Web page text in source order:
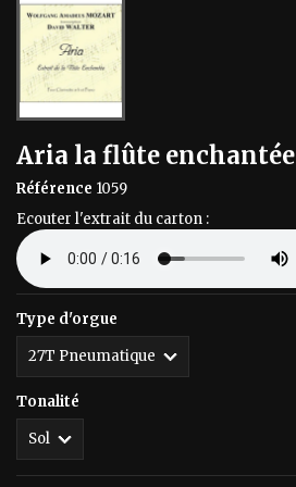
Aria la flûte enchantée
Référence 1059
Ecouter l'extrait du carton :
Type d'orgue
Tonalité